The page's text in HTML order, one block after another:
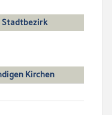
Stadtbezirk
Kirchen